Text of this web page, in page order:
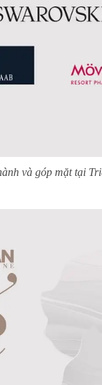
và góp mặt tại